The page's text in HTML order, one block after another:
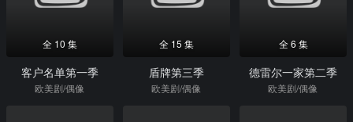
全 10 集
客户名单第一季
欧美剧/偶像
全 15 集
盾牌第三季
欧美剧/偶像
全 6 集
德雷尔一家第二季
欧美剧/偶像